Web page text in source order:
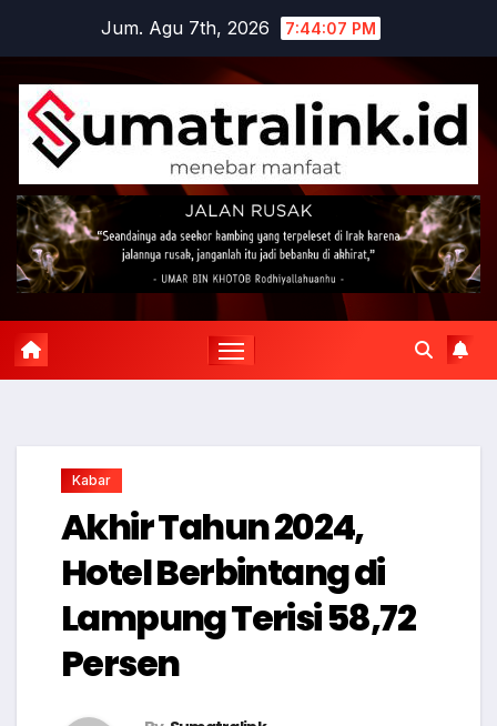
content
Jum. Agu 7th, 2026 7:44:08 PM
Kabar
Akhir Tahun 2024,
Hotel Berbintang di
Lampung Terisi 58,72
Persen